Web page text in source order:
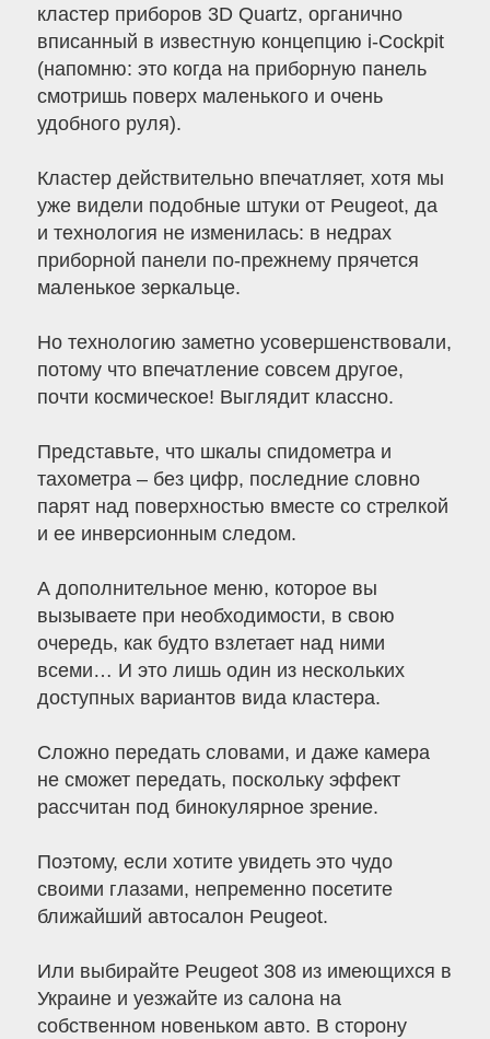
кластер приборов 3D Quartz, органично
вписанный в известную концепцию i-Cockpit
(напомню: это когда на приборную панель
смотришь поверх маленького и очень
удобного руля).
Кластер действительно впечатляет, хотя мы
уже видели подобные штуки от Peugeot, да
и технология не изменилась: в недрах
приборной панели по-прежнему прячется
маленькое зеркальце.
Но технологию заметно усовершенствовали,
потому что впечатление совсем другое,
почти космическое! Выглядит классно.
Представьте, что шкалы спидометра и
тахометра – без цифр, последние словно
парят над поверхностью вместе со стрелкой
и ее инверсионным следом.
А дополнительное меню, которое вы
вызываете при необходимости, в свою
очередь, как будто взлетает над ними
всеми… И это лишь один из нескольких
доступных вариантов вида кластера.
Сложно передать словами, и даже камера
не сможет передать, поскольку эффект
рассчитан под бинокулярное зрение.
Поэтому, если хотите увидеть это чудо
своими глазами, непременно посетите
ближайший автосалон Peugeot.
Или выбирайте Peugeot 308 из имеющихся в
Украине и уезжайте из салона на
собственном новеньком авто. В сторону